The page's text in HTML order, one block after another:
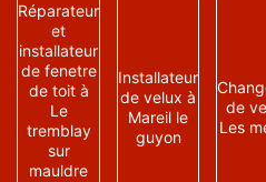
Réparateur
et
installateur
de fenetre
de toit à
Le
tremblay
sur
mauldre
Installateur
de velux à
Mareil le
guyon
de
Les